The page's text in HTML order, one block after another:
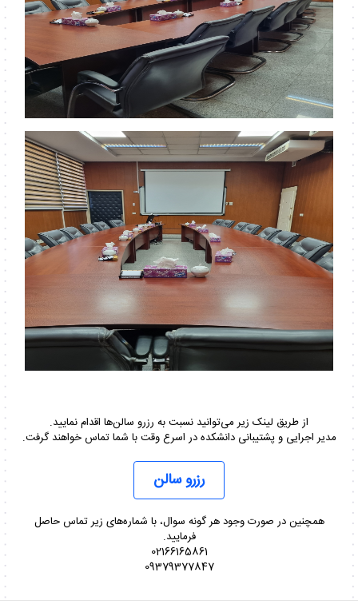
از طریق لینک زیر می‌توانید نسبت به رزرو سالن‌ها اقدام نمایید.
مدیر اجرایی و پشتیبانی دانشکده در اسرع وقت با شما تماس خواهند گرفت.
رزرو سالن
همچنین در صورت وجود هر گونه سوال، با شماره‌های زیر تماس حاصل
فرمایید.
02166165861
09379377847